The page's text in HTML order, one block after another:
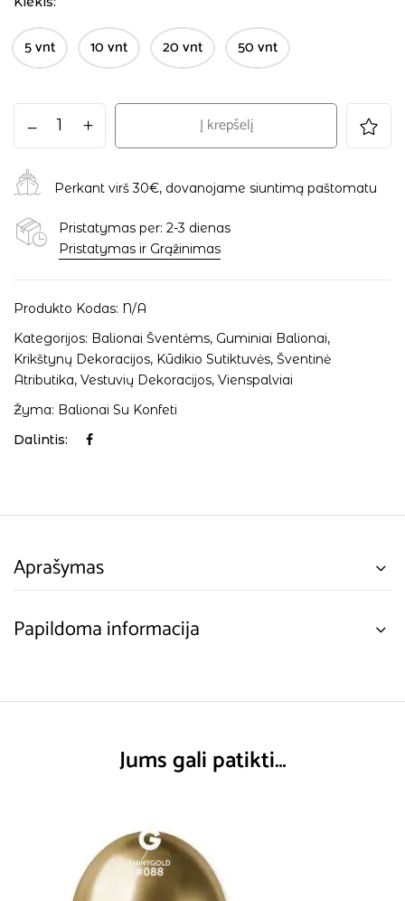
5 vnt 10 vnt 20 vnt 50 vnt
Į krepšelį
Perkant virš 30€, dovanojame siuntimą paštomatu
Pristatymas per: 2-3 dienas
Pristatymas ir Grąžinimas
Produkto Kodas: N/A
Kategorijos: Balionai Šventėms, Guminiai Balionai,
Krikštynų Dekoracijos, Kūdikio Sutiktuvės, Šventinė
Atributika, Vestuvių Dekoracijos, Vienspalviai
Žyma: Balionai Su Konfeti
Dalintis:
Aprašymas
Papildoma informacija
Jums gali patikti…